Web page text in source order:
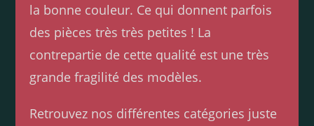
la bonne couleur. Ce qui donnent parfois
des pièces très très petites ! La
contrepartie de cette qualité est une très
grande fragilité des modèles.
Retrouvez nos différentes catégories juste